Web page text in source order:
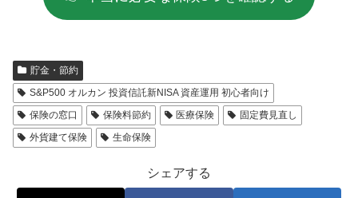
貯金・節約
S&P500 オルカン 投資信託新NISA 資産運用 初心者向け
保険の窓口
保険料節約 医療保険
固定費見直し
外貨建て保険
生命保険
シェアする